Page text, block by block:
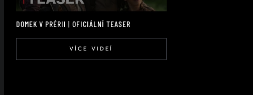
DOMEK V PRÉRII | OFICIÁLNÍ TEASER
VÍCE VIDEÍ